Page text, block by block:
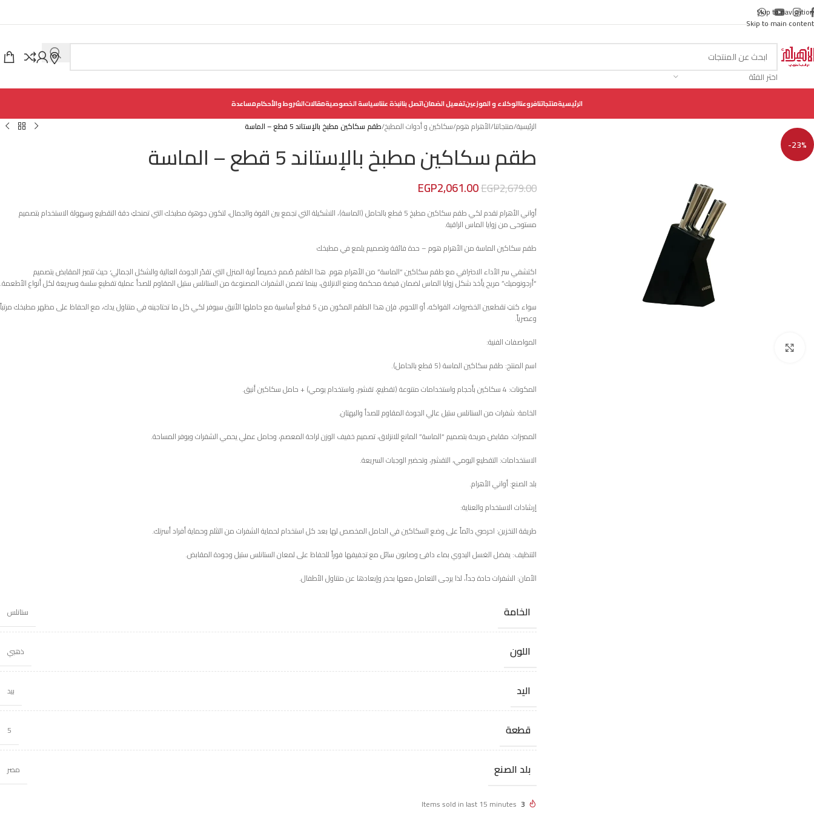
Skip to navigation
Skip to main content
اختر الفئة
الرئيسيةمنتجاتنافروعناالوكلاء و الموزعينتفعيل الضماناتصل بنانبذة عنناسياسة الخصوصيةمقالاتالشروط والأحكاممساعدة
-23%
الرئيسية/منتجاتنا/الأهرام هوم/سكاكين و أدوات المطبخ/طقم سكاكين مطبخ بالإستاند 5 قطع – الماسة
طقم سكاكين مطبخ بالإستاند 5 قطع – الماسة
EGP2,679.00
EGP2,061.00
أواني الأهرام تقدم لكي طقم سكاكين مطبخ 5 قطع بالحامل (الماسة)، التشكيلة التي تجمع بين القوة والجمال، لتكون جوهرة مطبخك التي تمنحكِ دقة التقطيع وسهولة الاستخدام بتصميم
مستوحى من زوايا الماس الراقية.
طقم سكاكين الماسة من الأهرام هوم – حدة فائقة وتصميم يلمع في مطبخك
اكتشفي سر الأداء الاحترافي مع طقم سكاكين “الماسة” من الأهرام هوم. هذا الطقم صُمم خصيصاً لربة المنزل التي تقدّر الجودة العالية والشكل الجمالي؛ حيث تتميز المقابض بتصميم
“أرجونوميك” مريح يأخذ شكل زوايا الماس لضمان قبضة محكمة ومنع الانزلاق، بينما تضمن الشفرات المصنوعة من الستانلس ستيل المقاوم للصدأ عملية تقطيع سلسة وسريعة لكل أنواع الأطعمة.
سواء كنتِ تقطعين الخضروات، الفواكه، أو اللحوم، فإن هذا الطقم المكون من 5 قطع أساسية مع حاملها الأنيق سيوفر لكي كل ما تحتاجينه في متناول يدك، مع الحفاظ على مظهر مطبخك مرتباً
وعصرياً.
المواصفات الفنية:
اسم المنتج: طقم سكاكين الماسة (5 قطع بالحامل).
المكونات: 4 سكاكين بأحجام واستخدامات متنوعة (تقطيع، تقشير، واستخدام يومي) + حامل سكاكين أنيق.
الخامة: شفرات من الستانلس ستيل عالي الجودة المقاوم للصدأ والبهتان.
المميزات: مقابض مريحة بتصميم “الماسة” المانع للانزلاق، تصميم خفيف الوزن لراحة المعصم، وحامل عملي يحمي الشفرات ويوفر المساحة.
الاستخدامات: التقطيع اليومي، التقشير، وتحضير الوجبات السريعة.
بلد الصنع: أواني الأهرام.
إرشادات الاستخدام والعناية:
طريقة التخزين: احرصي دائماً على وضع السكاكين في الحامل المخصص لها بعد كل استخدام لحماية الشفرات من التثلم وحماية أفراد أسرتك.
التنظيف: يفضل الغسل اليدوي بماء دافئ وصابون سائل مع تجفيفها فوراً للحفاظ على لمعان الستانلس ستيل وجودة المقابض.
الأمان: الشفرات حادة جداً، لذا يرجى التعامل معها بحذر وإبعادها عن متناول الأطفال.
الخامة ستانلس
اللون ذهبي
اليد بيد
قطعة 5
بلد الصنع مصر
3
Items sold in last 15 minutes